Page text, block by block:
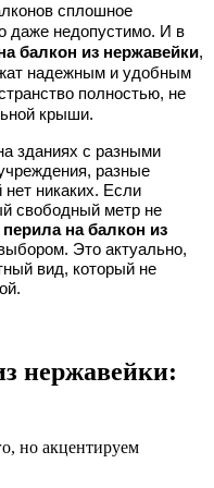
сплошное
даже недопустимо. И в
балкон из нержавейки,
надежным и удобным
полностью, не
крыши.
зданиях с разными
разные
никаких. Если
свободный метр не
перила на балкон из
Это актуально,
вид, который не
нержавейки:
но акцентируем